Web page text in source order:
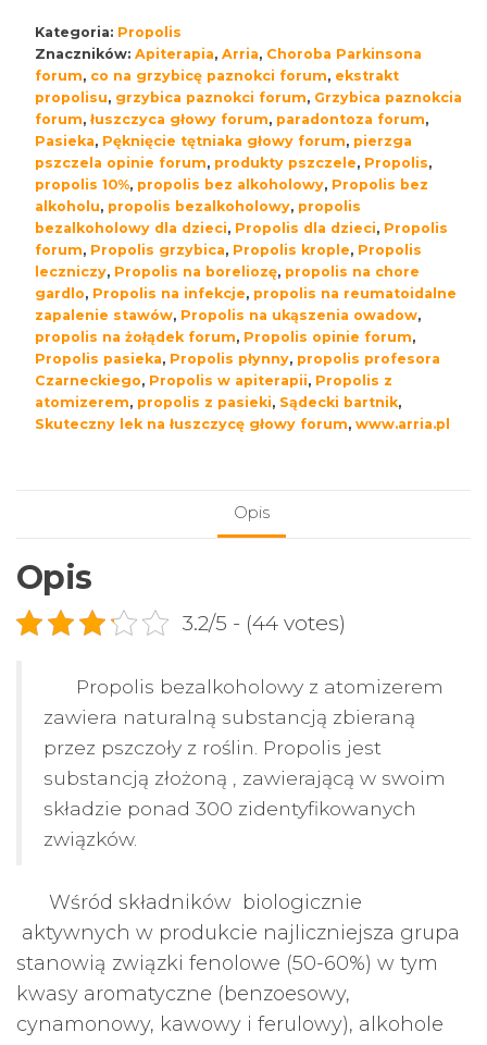
z
atomizerem
Kategoria: Propolis
Znaczników: Apiterapia, Arria, Choroba Parkinsona
forum, co na grzybicę paznokci forum, ekstrakt
propolisu, grzybica paznokci forum, Grzybica paznokcia
forum,łuszczyca głowy forum, paradontoza forum,
Pasieka, Pęknięcie tętniaka głowy forum, pierzga
pszczela opinie forum, produkty pszczele, Propolis,
propolis 10%, propolis bez alkoholowy, Propolis bez
alkoholu, propolis bezalkoholowy, propolis
bezalkoholowy dla dzieci, Propolis dla dzieci, Propolis
forum, Propolis grzybica, Propolis krople, Propolis
leczniczy, Propolis na boreliozę, propolis na chore
gardlo, Propolis na infekcje, propolis na reumatoidalne
zapalenie stawów, Propolis na ukąszenia owadow,
propolis na żołądek forum, Propolis opinie forum,
Propolis pasieka, Propolis płynny, propolis profesora
Czarneckiego, Propolis w apiterapii, Propolis z
atomizerem, propolis z pasieki, Sądecki bartnik,
Skuteczny lek na łuszczycę głowy forum, www.arria.pl
Opis
Opis
3.2/5 - (44 votes)
Propolis bezalkoholowy z atomizerem
zawiera naturalną substancją zbieraną
przez pszczoły z roślin. Propolis jest
substancją złożoną , zawierającą w swoim
składzie ponad 300 zidentyfikowanych
związków.
Wśród składników biologicznie
aktywnych w produkcie najliczniejsza grupa
stanowią związki fenolowe (50-60%) w tym
kwasy aromatyczne (benzoesowy,
cynamonowy, kawowy i ferulowy), alkohole